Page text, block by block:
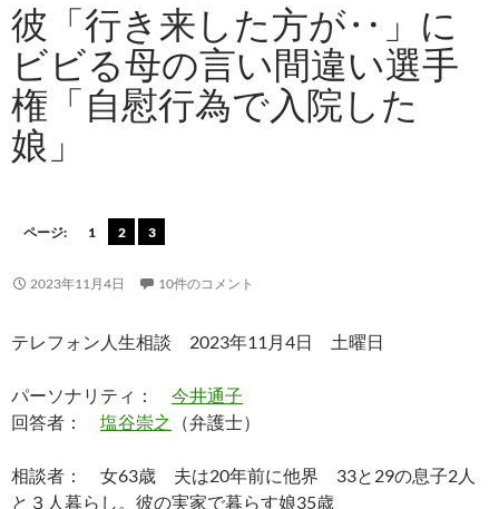
彼「行き来した方が‥」に
ビビる母の言い間違い選手
権「自慰行為で入院した
娘」
ページ: 1 2 3
2023年11月4日 10件のコメント
テレフォン人生相談 2023年11月4日 土曜日
パーソナリティ： 今井通子
回答者： 塩谷崇之 （弁護士）
相談者： 女63歳 夫は20年前に他界 33と29の息子2人
と３人暮らし。彼の実家で暮らす娘35歳